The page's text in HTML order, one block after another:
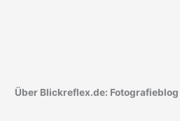
Über Blickreflex.de: